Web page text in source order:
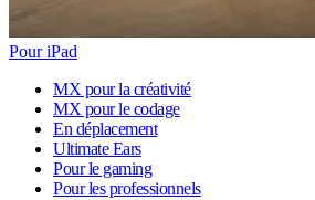
Pour iPad
MX pour la créativité
MX pour le codage
En déplacement
Ultimate Ears
Pour le gaming
Pour les professionnels